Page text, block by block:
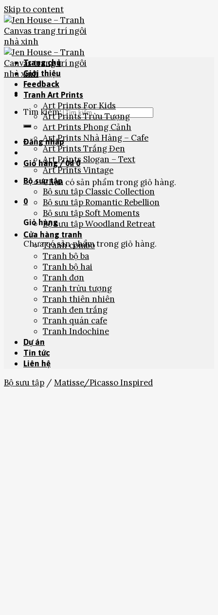
Skip to content
Tìm kiếm:
Đăng nhập
Giỏ hàng /0₫ 0
Chưa có sản phẩm trong giỏ hàng.
0
Giỏ hàng
Chưa có sản phẩm trong giỏ hàng.
Trang chủ
Giới thiệu
Feedback
Tranh Art Prints
Art Prints For Kids
Art Prints Trừu Tượng
Art Prints Phong Cảnh
Art Prints Nhà Hàng – Cafe
Art Prints Trắng Đen
Art Prints Slogan – Text
Art Prints Vintage
Bộ sưu tập
Bộ sưu tập Classic Collection
Bộ sưu tập Romantic Rebellion
Bộ sưu tập Soft Moments
Bộ sưu tập Woodland Retreat
Cửa hàng tranh
Tranh combo
Tranh bộ ba
Tranh bộ hai
Tranh đơn
Tranh trừu tượng
Tranh thiên nhiên
Tranh đen trắng
Tranh quán cafe
Tranh Indochine
Dự án
Tin tức
Liên hệ
Bộ sưu tập / Matisse/Picasso Inspired